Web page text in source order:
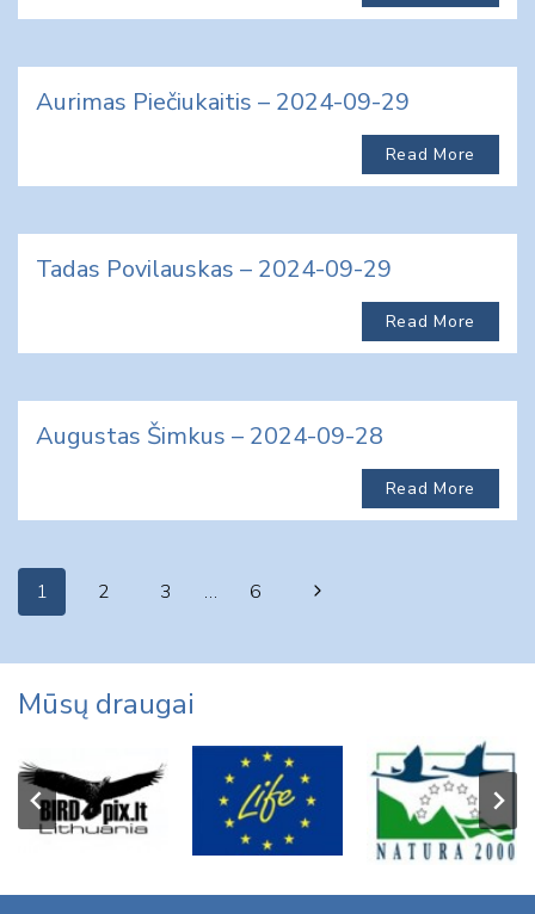
Aurimas Piečiukaitis – 2024-09-29
Read More
Tadas Povilauskas – 2024-09-29
Read More
Augustas Šimkus – 2024-09-28
Read More
Page
1 2 3 … 6
Next
Mūsų draugai